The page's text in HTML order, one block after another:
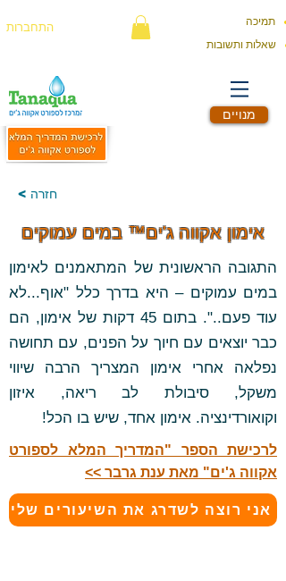
התחברות
שאלות ותשובות
תמיכה
מנויים
< חזרה
אימון אקווה ג'ים™ במים עמוקים
התגובה הראשונית של המתאמנים לאימון
במים עמוקים – היא בדרך כלל "אוף...לא
עוד פעם..". בתום 45 דקות של אימון, הם
כבר יוצאים עם חיוך על הפנים, עם תחושה
נפלאה אחרי אימון המצריך הרבה שיווי
משקל, סיבולת לב ריאה, איזון
וקואורדינציה. אימון אחד, שיש בו הכל!
לרכישת הספר "המדריך המלא לספורט
אקווה ג'ים" מאת ענת גרבר >>
אני רוצה לשדרג את השיעורים שלי